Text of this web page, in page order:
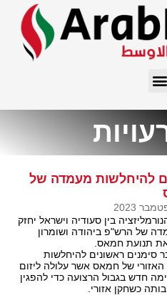
להיחלשות מעמדה של
בין סעודיה וישראל יחזק
של הרש"פ ביהודה ושומרון
את תנועת חמאס.
סימנים ראשונים להיחלשות
של חמאס אשר עלולה ליזום
חדש בגבול הרצועה כדי להפגין
כשחקן אזורי.